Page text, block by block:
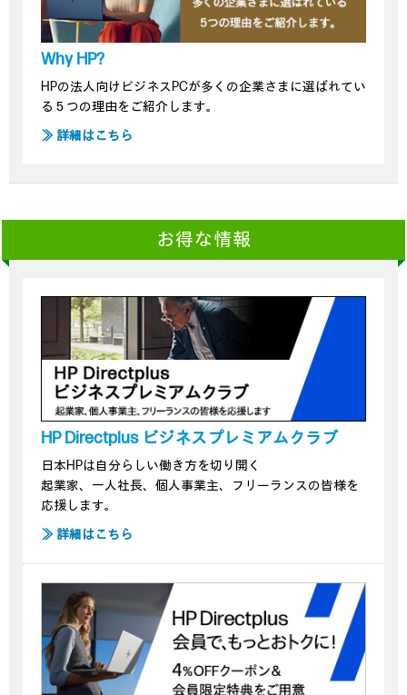
Why HP?
HPの法人向けビジネスPCが多くの企業さまに選ばれてい
る５つの理由をご紹介します。
≫ 詳細はこちら
お得な情報
HP Directplus ビジネスプレミアムクラブ
日本HPは自分らしい働き方を切り開く
起業家、一人社長、個人事業主、フリーランスの皆様を
応援します。
≫ 詳細はこちら